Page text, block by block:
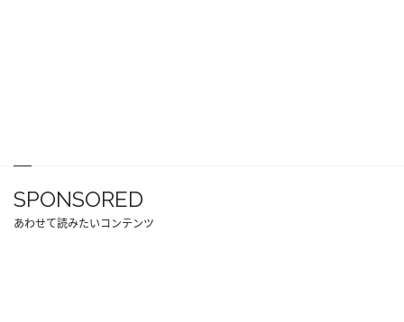
SPONSORED
あわせて読みたいコンテンツ